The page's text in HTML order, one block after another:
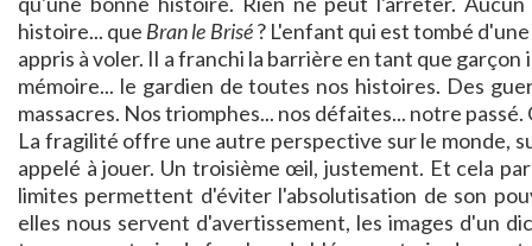
histoire... que Bran le Brisé? L'enfant qui est tombé
appris à voler. Il a franchi la barrière en tant que
mémoire... le gardien de toutes nos histoires. Des
massacres. Nos triomphes... nos défaites... notre
La fragilité offre une autre perspective sur le monde,
appelé à jouer. Un troisième œil, justement. Et cela
limites permettent d'éviter l'absolutisation de son
elles nous servent d'avertissement, les images d'un